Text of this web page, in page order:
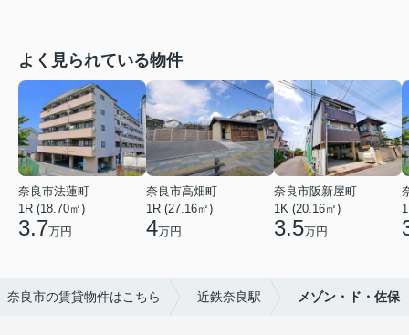
よく見られている物件
奈良市法蓮町
1R (18.70㎡)
3.7万円
奈良市高畑町
1R (27.16㎡)
4万円
奈良市阪新屋町
1K (20.16㎡)
3.5万円
奈良市の賃貸物件はこちら 近鉄奈良駅 メゾン・ド・佐保